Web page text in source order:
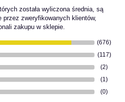
została wyliczona średnia, są
przez zweryfikowanych klientów,
zakupu w sklepie.
(676)
(117)
(2)
(1)
(0)